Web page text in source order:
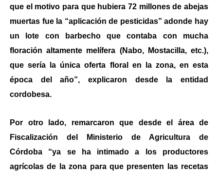
que el motivo para que hubiera 72 millones de abejas
muertas fue la “aplicación de pesticidas” adonde hay
un lote con barbecho que contaba con mucha
floración altamente melífera (Nabo, Mostacilla, etc.),
que sería la única oferta floral en la zona, en esta
época del año”, explicaron desde la entidad
cordobesa.
Por otro lado, remarcaron que desde el área de
Fiscalización del Ministerio de Agricultura de
Córdoba “ya se ha intimado a los productores
agrícolas de la zona para que presenten las recetas